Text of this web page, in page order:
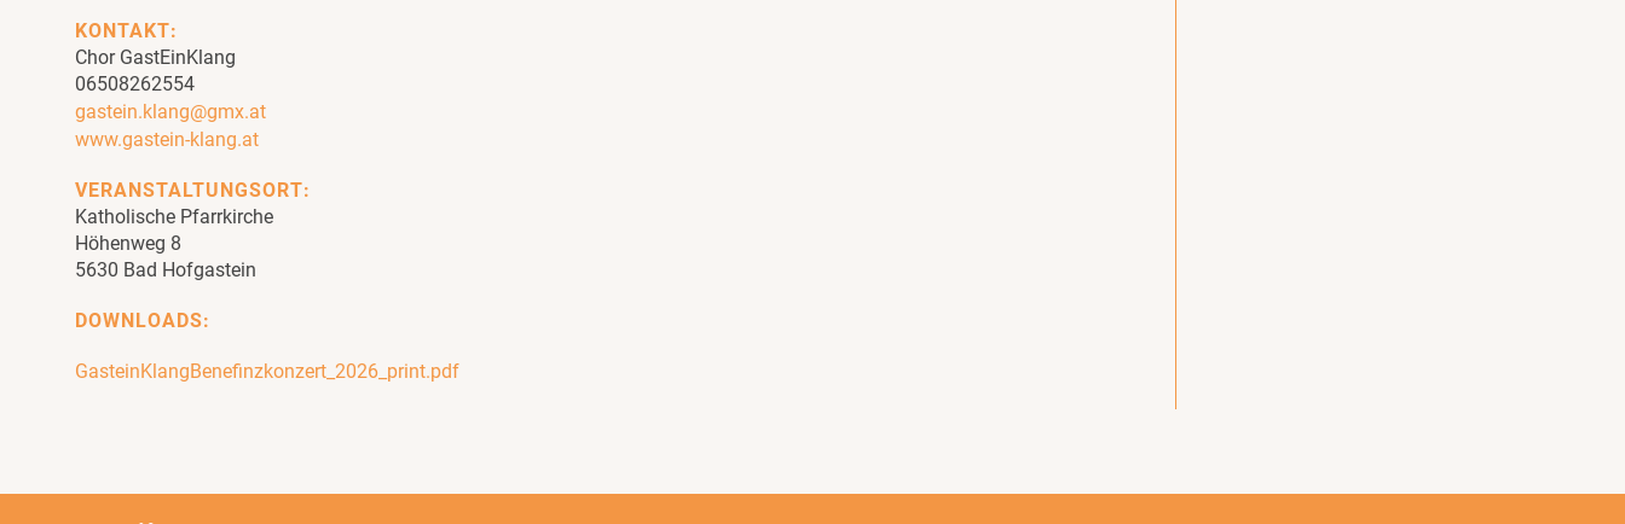
KONTAKT:
Chor GastEinKlang
06508262554
gastein.klang@gmx.at
www.gastein-klang.at
VERANSTALTUNGSORT:
Katholische Pfarrkirche
Höhenweg 8
5630 Bad Hofgastein
DOWNLOADS:
GasteinKlangBenefinzkonzert_2026_print.pdf